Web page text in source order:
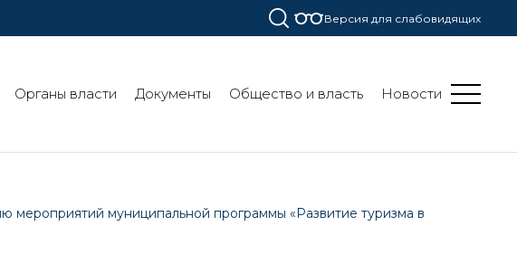
Версия для слабовидящих
Органы власти Документы Общество и власть Новости
мероприятий муниципальной программы «Развитие туризма в